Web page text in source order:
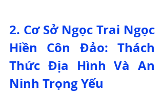
2. Cơ Sở Ngọc Trai Ngọc
Hiền Côn Đảo: Thách
Thức Địa Hình Và An
Ninh Trọng Yếu